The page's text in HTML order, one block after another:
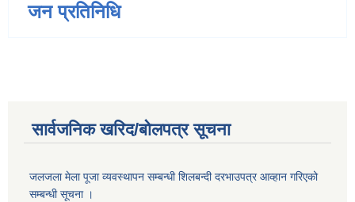
जन प्रतिनिधि
सार्वजनिक खरिद/बोलपत्र सूचना
जलजला मेला पूजा व्यवस्थापन सम्बन्धी शिलबन्दी दरभाउपत्र आव्हान गरिएको
सम्बन्धी सूचना ।